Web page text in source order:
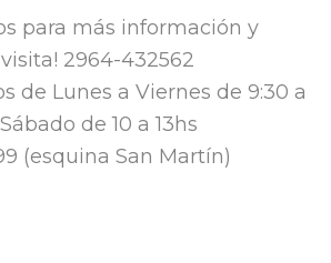
para más información y
2964-432562
de Lunes a Viernes de 9:30 a
de 10 a 13hs
(esquina San Martín)